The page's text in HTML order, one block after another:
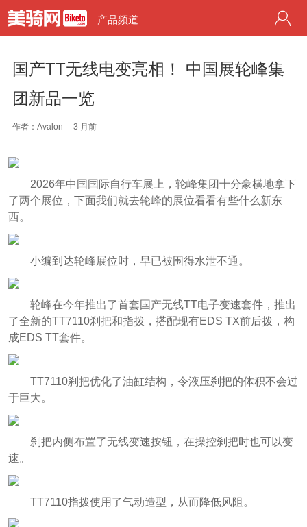
产品频道
国产TT无线电变亮相！ 中国展轮峰集
团新品一览
作者：Avalon 3 月前
2026年中国国际自行车展上，轮峰集团十分豪横地拿下
了两个展位，下面我们就去轮峰的展位看看有些什么新东
西。
小编到达轮峰展位时，早已被围得水泄不通。
轮峰在今年推出了首套国产无线TT电子变速套件，推出
了全新的TT7110刹把和指拨，搭配现有EDS TX前后拨，构
成EDS TT套件。
TT7110刹把优化了油缸结构，令液压刹把的体积不会过
于巨大。
刹把内侧布置了无线变速按钮，在操控刹把时也可以变
速。
TT7110指拨使用了气动造型，从而降低风阻。